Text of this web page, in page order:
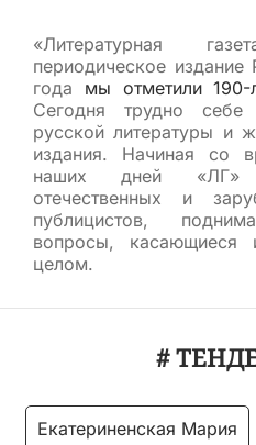
«Литературная
периодическое
года мы отметили 190-
Сегодня трудно себе
русской литературы и
издания. Начиная со
наших дней «ЛГ»
отечественных и
публицистов,
вопросы, касающиеся
целом.
#
Екатериненская Мария